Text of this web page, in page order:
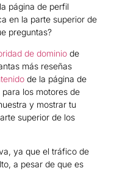
página de perfil
en la parte superior de
preguntas?
de dominio de
más reseñas
de la página de
los motores de
y mostrar tu
superior de los
ya que el tráfico de
a pesar de que es